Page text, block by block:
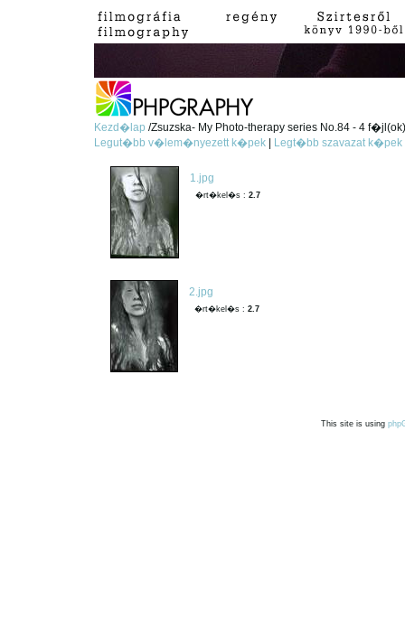
Kezd�lap/Zsuzska- My Photo-therapy series No.84 - 4
Legut�bb v�lem�nyezett k�pek
Legt�bb szavazat k�pek
1.jpg
�rt�kel�s :2.7
2.jpg
�rt�kel�s :2.7
This site is using